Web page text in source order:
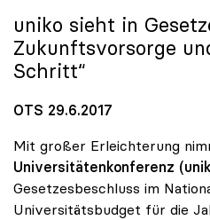
uniko sieht in
Zukunftsvorsorge
Schritt“
OTS 29.6.2017
Mit großer Erleichterung
Universitätenkonferenz
Gesetzesbeschluss im
Universitätsbudget für die